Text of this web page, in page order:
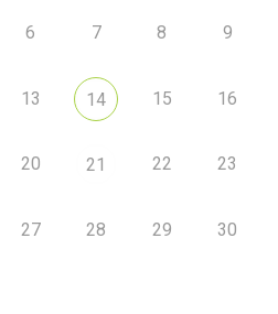
6 7 8 9
13 14 15 16
20 21 22 23
27 28 29 30